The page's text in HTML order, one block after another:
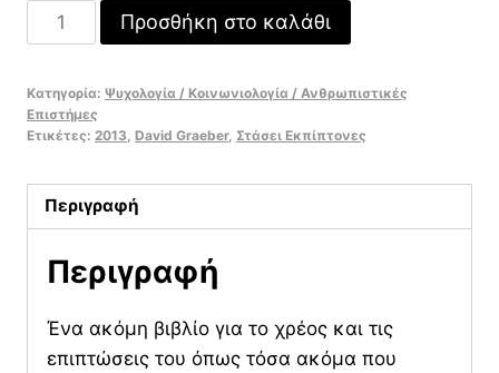
Χρέος
Τα
5.000
χρόνια
Προσθήκη στο καλάθι
Κατηγορία: Ψυχολογία / Κοινωνιολογία / Ανθρωπιστικές
Επιστήμες
Ετικέτες: 2013 David Graeber, Στάσει Εκπίπτονες
Περιγραφή
Περιγραφή
Ένα ακόμη βιβλίο για το χρέος και τις
επιπτώσεις του όπως τόσα ακόμα που